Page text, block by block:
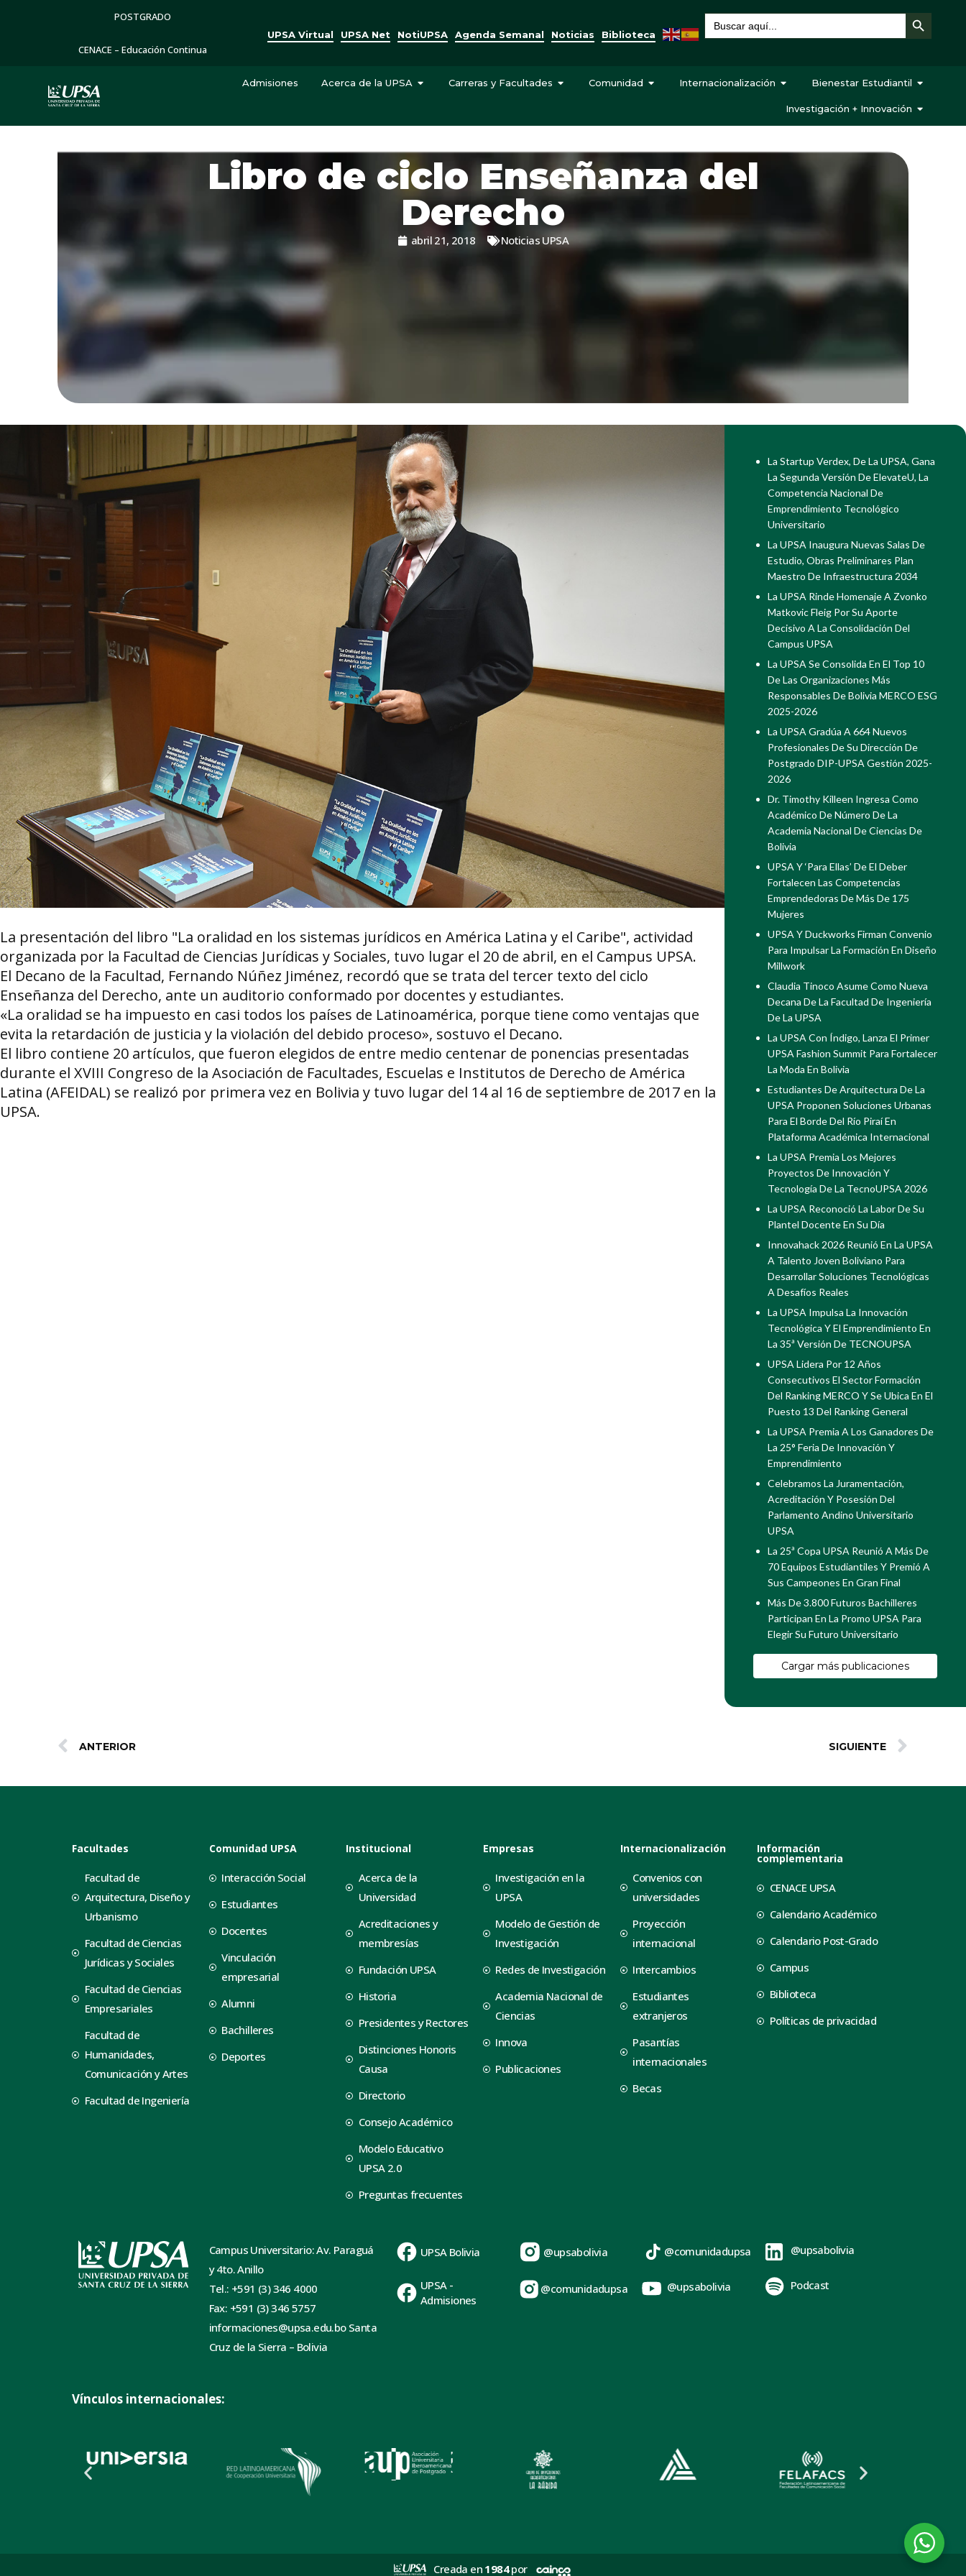
POSTGRADO
CENACE – Educación Continua
UPSA Virtual UPSA Net NotiUPSA Agenda Semanal Noticias Biblioteca
Buscar: Botón de búsqueda
Admisiones Acerca de la UPSA Carreras y Facultades Comunidad Internacionalización Bienestar Estudiantil
Investigación + Innovación
Libro de ciclo Enseñanza del
Derecho
abril 21, 2018 Noticias UPSA
La presentación del libro "La oralidad en los sistemas jurídicos en América Latina y el Caribe", actividad
organizada por la Facultad de Ciencias Jurídicas y Sociales, tuvo lugar el 20 de abril, en el Campus UPSA.
El Decano de la Facultad, Fernando Núñez Jiménez, recordó que se trata del tercer texto del ciclo
Enseñanza del Derecho, ante un auditorio conformado por docentes y estudiantes.
«La oralidad se ha impuesto en casi todos los países de Latinoamérica, porque tiene como ventajas que
evita la retardación de justicia y la violación del debido proceso», sostuvo el Decano.
El libro contiene 20 artículos, que fueron elegidos de entre medio centenar de ponencias presentadas
durante el XVIII Congreso de la Asociación de Facultades, Escuelas e Institutos de Derecho de América
Latina (AFEIDAL) se realizó por primera vez en Bolivia y tuvo lugar del 14 al 16 de septiembre de 2017 en la
UPSA.
La Startup Verdex, De La UPSA, Gana
La Segunda Versión De ElevateU, La
Competencia Nacional De
Emprendimiento Tecnológico
Universitario
La UPSA Inaugura Nuevas Salas De
Estudio, Obras Preliminares Plan
Maestro De Infraestructura 2034
La UPSA Rinde Homenaje A Zvonko
Matkovic Fleig Por Su Aporte
Decisivo A La Consolidación Del
Campus UPSA
La UPSA Se Consolida En El Top 10
De Las Organizaciones Más
Responsables De Bolivia MERCO ESG
2025-2026
La UPSA Gradúa A 664 Nuevos
Profesionales De Su Dirección De
Postgrado DIP-UPSA Gestión 2025-
2026
Dr. Timothy Killeen Ingresa Como
Académico De Número De La
Academia Nacional De Ciencias De
Bolivia
UPSA Y ‘Para Ellas’ De El Deber
Fortalecen Las Competencias
Emprendedoras De Más De 175
Mujeres
UPSA Y Duckworks Firman Convenio
Para Impulsar La Formación En Diseño
Millwork
Claudia Tinoco Asume Como Nueva
Decana De La Facultad De Ingeniería
De La UPSA
La UPSA Con Índigo, Lanza El Primer
UPSA Fashion Summit Para Fortalecer
La Moda En Bolivia
Estudiantes De Arquitectura De La
UPSA Proponen Soluciones Urbanas
Para El Borde Del Río Piraí En
Plataforma Académica Internacional
La UPSA Premia Los Mejores
Proyectos De Innovación Y
Tecnología De La TecnoUPSA 2026
La UPSA Reconoció La Labor De Su
Plantel Docente En Su Día
Innovahack 2026 Reunió En La UPSA
A Talento Joven Boliviano Para
Desarrollar Soluciones Tecnológicas
A Desafíos Reales
La UPSA Impulsa La Innovación
Tecnológica Y El Emprendimiento En
La 35ª Versión De TECNOUPSA
UPSA Lidera Por 12 Años
Consecutivos El Sector Formación
Del Ranking MERCO Y Se Ubica En El
Puesto 13 Del Ranking General
La UPSA Premia A Los Ganadores De
La 25° Feria De Innovación Y
Emprendimiento
Celebramos La Juramentación,
Acreditación Y Posesión Del
Parlamento Andino Universitario
UPSA
La 25ª Copa UPSA Reunió A Más De
70 Equipos Estudiantiles Y Premió A
Sus Campeones En Gran Final
Más De 3.800 Futuros Bachilleres
Participan En La Promo UPSA Para
Elegir Su Futuro Universitario
Cargar más publicaciones
ANTERIOR SIGUIENTE
Facultades
Facultad de
Arquitectura, Diseño y
Urbanismo
Facultad de Ciencias
Jurídicas y Sociales
Facultad de Ciencias
Empresariales
Facultad de
Humanidades,
Comunicación y Artes
Facultad de Ingeniería
Comunidad UPSA
Interacción Social
Estudiantes
Docentes
Vinculación
empresarial
Alumni
Bachilleres
Deportes
Institucional
Acerca de la
Universidad
Acreditaciones y
membresías
Fundación UPSA
Historia
Presidentes y Rectores
Distinciones Honoris
Causa
Directorio
Consejo Académico
Modelo Educativo
UPSA 2.0
Preguntas frecuentes
Empresas
Investigación en la
UPSA
Modelo de Gestión de
Investigación
Redes de Investigación
Academia Nacional de
Ciencias
Innova
Publicaciones
Internacionalización
Convenios con
universidades
Proyección
internacional
Intercambios
Estudiantes
extranjeros
Pasantías
internacionales
Becas
Información
complementaria
CENACE UPSA
Calendario Académico
Calendario Post-Grado
Campus
Biblioteca
Políticas de privacidad
Campus Universitario: Av. Paraguá
y 4to. Anillo
Tel.: +591 (3) 346 4000
Fax: +591 (3) 346 5757
informaciones@upsa.edu.bo Santa
Cruz de la Sierra – Bolivia
UPSA Bolivia
UPSA -
Admisiones
@upsabolivia
@comunidadupsa
@comunidadupsa
@upsabolivia
@upsabolivia
Podcast
Vínculos internacionales:
Creada en 1984por